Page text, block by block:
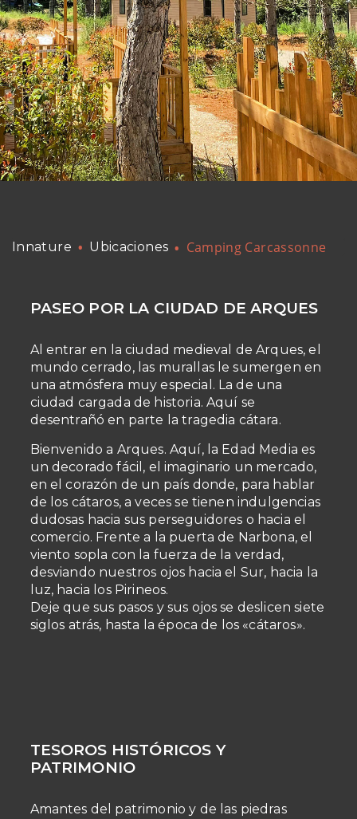
Innature Ubicaciones Camping Carcassonne
PASEO POR LA CIUDAD DE ARQUES
Al entrar en la ciudad medieval de Arques, el
mundo cerrado, las murallas le sumergen en
una atmósfera muy especial. La de una
ciudad cargada de historia. Aquí se
desentrañó en parte la tragedia cátara.
Bienvenido a Arques. Aquí, la Edad Media es
un decorado fácil, el imaginario un mercado,
en el corazón de un país donde, para hablar
de los cátaros, a veces se tienen indulgencias
dudosas hacia sus perseguidores o hacia el
comercio. Frente a la puerta de Narbona, el
viento sopla con la fuerza de la verdad,
desviando nuestros ojos hacia el Sur, hacia la
luz, hacia los Pirineos.
Deje que sus pasos y sus ojos se deslicen siete
siglos atrás, hasta la época de los «cátaros».
TESOROS HISTÓRICOS Y
PATRIMONIO
Amantes del patrimonio y de las piedras